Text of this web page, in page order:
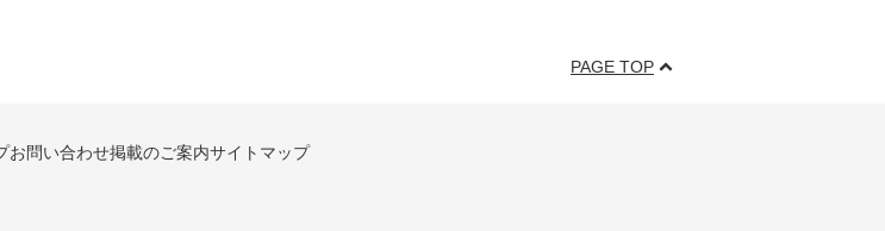
PAGE TOP
お問い合わせ掲載のご案内サイトマップ